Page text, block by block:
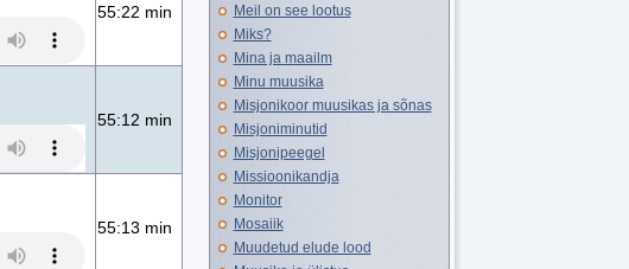
55:22 min
55:12 min
55:13 min
Meil on see lootus
Miks?
Mina ja maailm
Minu muusika
Misjonikoor muusikas ja sõnas
Misjoniminutid
Misjonipeegel
Missioonikandja
Monitor
Mosaiik
Muudetud elude lood